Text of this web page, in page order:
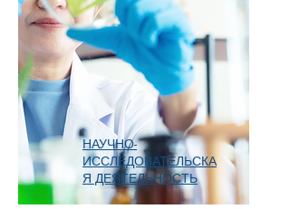
НАУЧНО-
ИССЛЕДОВАТЕЛЬСКА
Я ДЕЯТЕЛЬНОСТЬ